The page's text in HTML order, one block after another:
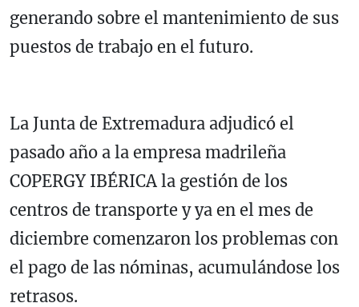
generando sobre el mantenimiento de sus
puestos de trabajo en el futuro.
La Junta de Extremadura adjudicó el
pasado año a la empresa madrileña
COPERGY IBÉRICA la gestión de los
centros de transporte y ya en el mes de
diciembre comenzaron los problemas con
el pago de las nóminas, acumulándose los
retrasos.